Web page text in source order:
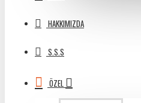
HAKKIMIZDA
S.S.S
ÖZEL